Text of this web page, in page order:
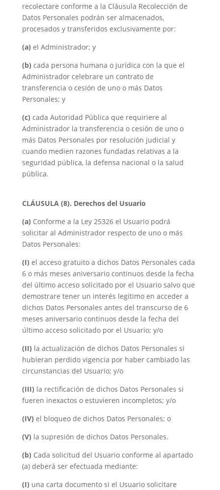
recolectare conforme a la Cláusula Recolección de
Datos Personales podrán ser almacenados,
procesados y transferidos exclusivamente por:
(a) el Administrador; y
(b) cada persona humana o jurídica con la que el
Administrador celebrare un contrato de
transferencia o cesión de uno o más Datos
Personales; y
(c) cada Autoridad Pública que requiriere al
Administrador la transferencia o cesión de uno o
más Datos Personales por resolución judicial y
cuando medien razones fundadas relativas a la
seguridad pública, la defensa nacional o la salud
pública.
CLÁUSULA (8). Derechos del Usuario
(a) Conforme a la Ley 25326 el Usuario podrá
solicitar al Administrador respecto de uno o más
Datos Personales:
(I) el acceso gratuito a dichos Datos Personales cada
6 o más meses aniversario continuos desde la fecha
del último acceso solicitado por el Usuario salvo que
demostrare tener un interés legítimo en acceder a
dichos Datos Personales antes del transcurso de 6
meses aniversario continuos desde la fecha del
último acceso solicitado por el Usuario; y/o
(II) la actualización de dichos Datos Personales si
hubieran perdido vigencia por haber cambiado las
circunstancias del Usuario; y/o
(III) la rectificación de dichos Datos Personales si
fueren inexactos o estuvieren incompletos; y/o
(IV) el bloqueo de dichos Datos Personales; o
(V) la supresión de dichos Datos Personales.
(b) Cada solicitud del Usuario conforme al apartado
(a) deberá ser efectuada mediante:
(I) una carta documento si el Usuario solicitare